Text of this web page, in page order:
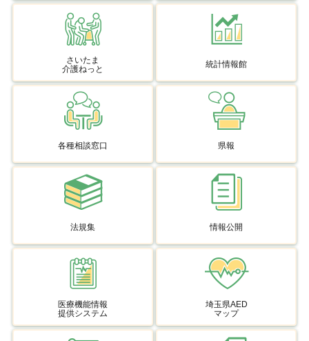
さいたま
介護ねっと
統計情報館
各種相談窓口 県報
法規集 情報公開
医療機能情報
提供システム
埼玉県AED
マップ